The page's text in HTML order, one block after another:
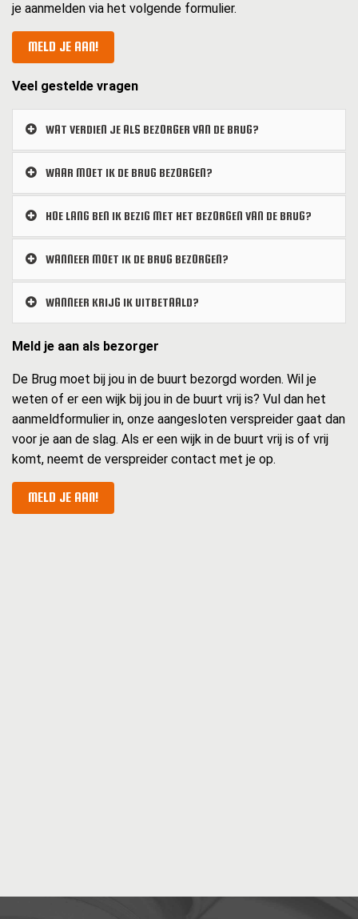
je aanmelden via het volgende formulier.
MELD JE AAN!
Veel gestelde vragen
WAT VERDIEN JE ALS BEZORGER VAN DE BRUG?
WAAR MOET IK DE BRUG BEZORGEN?
HOE LANG BEN IK BEZIG MET HET BEZORGEN VAN DE BRUG?
WANNEER MOET IK DE BRUG BEZORGEN?
WANNEER KRIJG IK UITBETAALD?
Meld je aan als bezorger
De Brug moet bij jou in de buurt bezorgd worden. Wil je
weten of er een wijk bij jou in de buurt vrij is? Vul dan het
aanmeldformulier in, onze aangesloten verspreider gaat dan
voor je aan de slag. Als er een wijk in de buurt vrij is of vrij
komt, neemt de verspreider contact met je op.
MELD JE AAN!